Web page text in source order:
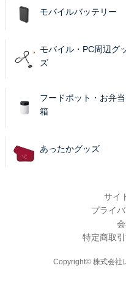
モバイルバッテリー
モバイル・PC周辺グ
ズ
フードポット・お弁当
箱
あったかグッズ
サイ
プライ
特定商取
Copyright© 株式会社